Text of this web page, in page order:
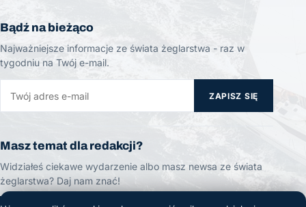
Bądź na bieżąco
Najważniejsze informacje ze świata żeglarstwa - raz w
tygodniu na Twój e-mail.
ZAPISZ SIĘ
Masz temat dla redakcji?
Widziałeś ciekawe wydarzenie albo masz newsa ze świata
żeglarstwa? Daj nam znać!